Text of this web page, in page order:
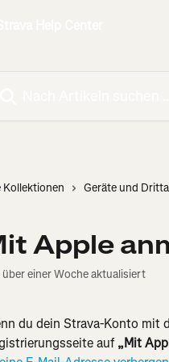
Kollektionen Geräte und
Apple
über einer Woche aktualisiert
du dein Strava-Konto mit
auf „Mit